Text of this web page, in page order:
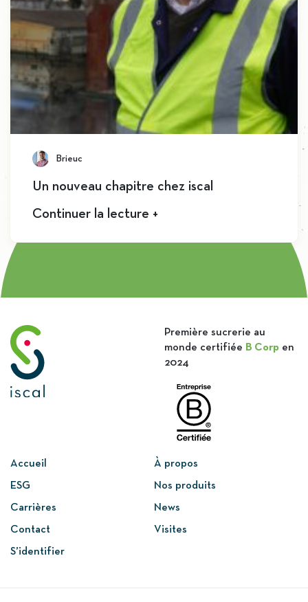
Brieuc
Un nouveau chapitre chez iscal
Continuer la lecture +
Accueil À propos
ESG Nos produits
Carrières News
Contact Visites
S’identifier
Première sucrerie au
monde certifiée B Corp en
2024